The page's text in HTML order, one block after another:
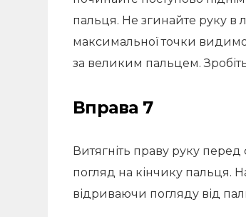
пальця. Не згинайте руку в
максимальної точки
за великим пальцем. Зробіть
Вправа 7
Витягніть праву руку перед
погляд на кінчику пальця.
відриваючи погляду від